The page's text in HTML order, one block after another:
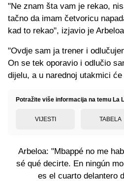
"Ne znam šta vam je rekao,
tačno da imam četvoricu
kad to rekao", izjavio je
"Ovdje sam ja trener i
On se tek oporavio i odlučio
dijelu, a u narednoj utakmici
Potražite više informacija na temu La
VIJESTI TABELA
Arbeloa: "Mbappé no me
sé qué decirte. En ningún
es el cuarto delantero